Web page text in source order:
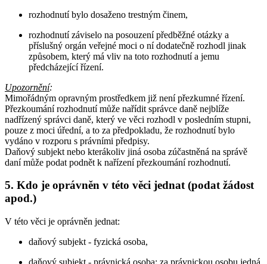
rozhodnutí bylo dosaženo trestným činem,
rozhodnutí záviselo na posouzení předběžné otázky a
příslušný orgán veřejné moci o ní dodatečně rozhodl jinak
způsobem, který má vliv na toto rozhodnutí a jemu
předcházející řízení.
Upozornění:
Mimořádným opravným prostředkem již není přezkumné řízení.
Přezkoumání rozhodnutí může nařídit správce daně nejblíže
nadřízený správci daně, který ve věci rozhodl v posledním stupni,
pouze z moci úřední, a to za předpokladu, že rozhodnutí bylo
vydáno v rozporu s právními předpisy.
Daňový subjekt nebo kterákoliv jiná osoba zúčastněná na správě
daní může podat podnět k nařízení přezkoumání rozhodnutí.
5. Kdo je oprávněn v této věci jednat (podat žádost
apod.)
V této věci je oprávněn jednat:
daňový subjekt - fyzická osoba,
daňový subjekt - právnická osoba; za právnickou osobu jedná